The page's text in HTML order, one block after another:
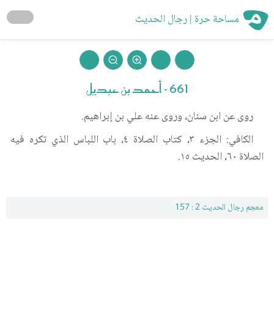
مساحة حرة | رجال الحديث
661 - أحمد بن عبديل
روى عن ابن سنان، وروى عنه علي بن إبراهيم.
الكافي: الجزء ٣، كتاب الصلاة ٤، باب اللباس الذي تكره فيه
الصلاة ٦٠، الحديث ١٥.
معجم رجال الحديث 2 : 157